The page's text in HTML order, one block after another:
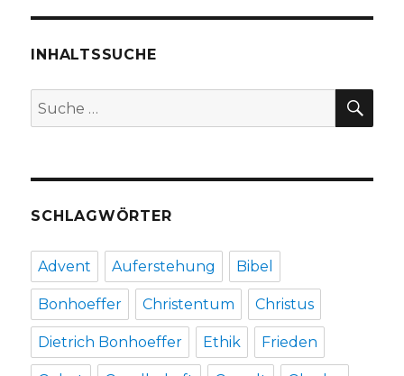
Von
Mächten
Christoph
INHALTSSUCHE
Suche
nach:
SCHLAGWÖRTER
Advent Auferstehung Bibel
Bonhoeffer Christentum Christus
Dietrich Bonhoeffer Ethik Frieden